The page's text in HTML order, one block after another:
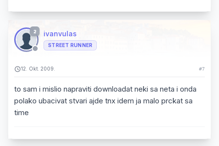
2 ivanvulas
STREET RUNNER
12. Okt. 2009. #7
to sam i mislio napraviti downloadat neki sa neta i onda
polako ubacivat stvari ajde tnx idem ja malo prckat sa
time